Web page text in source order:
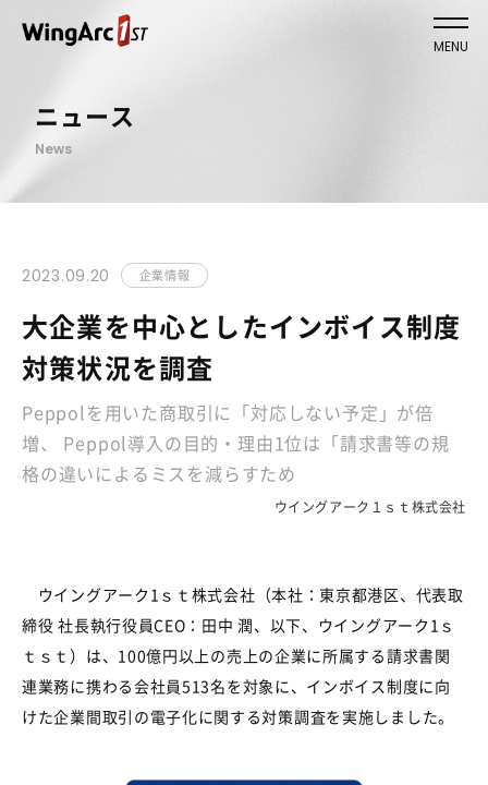
MENU
ニュース
News
2023.09.20 企業情報
大企業を中心としたインボイス制度
対策状況を調査
Peppolを用いた商取引に「対応しない予定」が倍
増、 Peppol導入の目的・理由1位は「請求書等の規
格の違いによるミスを減らすため
ウイングアーク１ｓｔ株式会社
ウイングアーク 1 ｓｔ株式会社（本社：東京都港区、代表取
締役 社長執行役員CEO ：田中 潤、以下、ウイングアーク 1 ｓ
ｔｓｔ）は、 100億円以上の売上の企業に所属する請求書関
連業務に携わる会社員513名を対象に、インボイス制度に向
けた企業間取引の電子化に関する対策調査を実施しました。